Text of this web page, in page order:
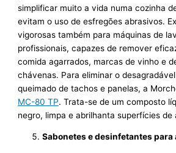
simplificar muito a vida numa cozinha
evitam o uso de esfregões abrasivos.
vigorosas também para máquinas de
profissionais, capazes de remover
comida agarrados, marcas de vinho e
chávenas. Para eliminar o
queimado de tachos e panelas, a
MC-80 TP. Trata-se de um composto
negro, limpa e abrilhanta superfícies de
Sabonetes e desinfetantes para